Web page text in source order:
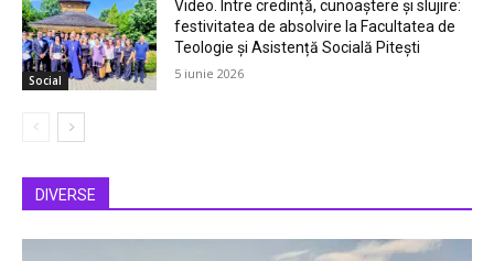
Social
Video. Între credință, cunoaștere și slujire:
festivitatea de absolvire la Facultatea de
Teologie și Asistență Socială Pitești
5 iunie 2026
DIVERSE